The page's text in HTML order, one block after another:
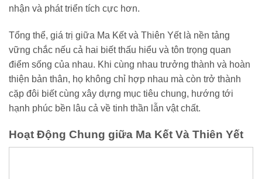
nhận và phát triển tích cực hơn.
Tổng thể, giá trị giữa Ma Kết và Thiên Yết là nền tảng
vững chắc nếu cả hai biết thấu hiểu và tôn trọng quan
điểm sống của nhau. Khi cùng nhau trưởng thành và hoàn
thiện bản thân, họ không chỉ hợp nhau mà còn trở thành
cặp đôi biết cùng xây dựng mục tiêu chung, hướng tới
hạnh phúc bền lâu cả về tinh thần lẫn vật chất.
Hoạt Động Chung giữa Ma Kết Và Thiên Yết